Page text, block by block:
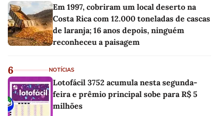
Em 1997, cobriram um local deserto na
Costa Rica com 12.000 toneladas de cascas
de laranja; 16 anos depois, ninguém
reconheceu a paisagem
6 NOTÍCIAS
Lotofácil 3752 acumula nesta segunda-
feira e prêmio principal sobe para R$ 5
milhões